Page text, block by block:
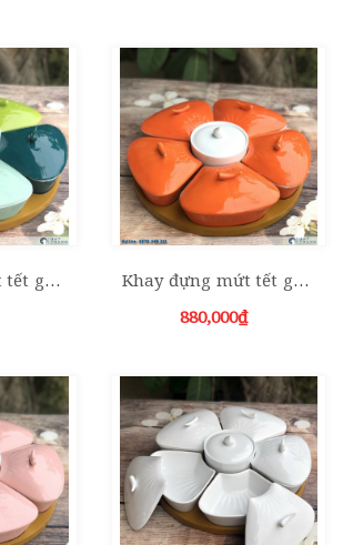
Khay đựng mứt tết gốm sứ đa màu sắc số 08
Khay đựng mứt tết gốm sứ màu cam số 07
880,000₫